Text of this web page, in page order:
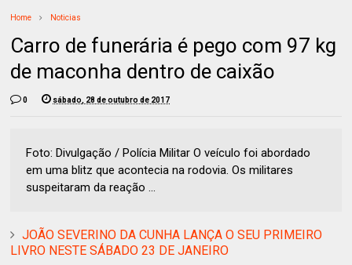
Home Noticias
Carro de funerária é pego com 97 kg
de maconha dentro de caixão
0 sábado, 28 de outubro de 2017
Foto: Divulgação / Polícia Militar O veículo foi abordado
em uma blitz que acontecia na rodovia. Os militares
suspeitaram da reação ...
JOÃO SEVERINO DA CUNHA LANÇA O SEU PRIMEIRO
LIVRO NESTE SÁBADO 23 DE JANEIRO